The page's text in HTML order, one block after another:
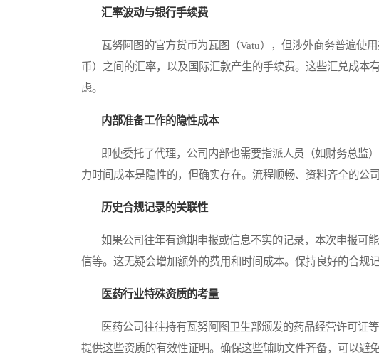
汇率波动与银行手续费
瓦努阿图的官方货币为瓦图（Vatu），但涉外商务普遍使
币）之间的汇率，以及国际汇款产生的手续费。这些汇兑成本
虑。
内部准备工作的隐性成本
即使委托了代理，公司内部也需要指派人员（如财务总监
力时间成本是隐性的，但确实存在。流程顺畅、资料齐全的公
历史合规记录的关联性
如果公司往年有逾期申报或信息不实的记录，本次申报可
信等。这无疑会增加额外的费用和时间成本。保持良好的合规
医药行业特殊资质的考量
医药公司往往持有瓦努阿图卫生部颁发的药品经营许可证
提供这些资质的有效性证明。确保这些辅助文件齐备，可以避